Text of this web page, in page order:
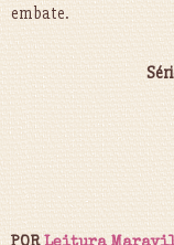
embate.